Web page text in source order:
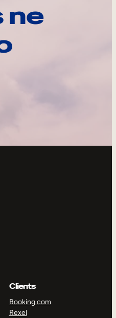
ne
Clients
Booking.com
Rexel